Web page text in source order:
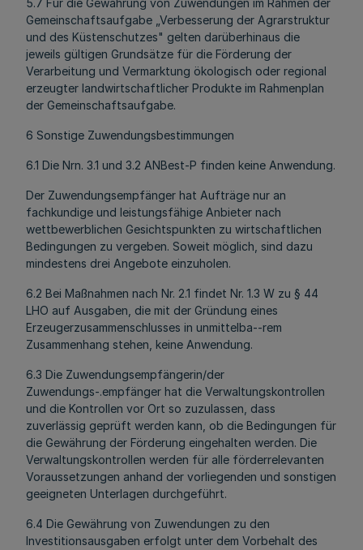
5.7 Für die Gewährung von Zuwendungen im Rahmen der
Gemeinschaftsaufgabe „Verbesserung der Agrarstruktur
und des Küstenschutzes" gelten darüberhinaus die
jeweils gültigen Grundsätze für die Förderung der
Verarbeitung und Vermarktung ökologisch oder regional
erzeugter landwirtschaftlicher Produkte im Rahmenplan
der Gemeinschaftsaufgabe.
6 Sonstige Zuwendungsbestimmungen
6.1 Die Nrn. 3.1 und 3.2 ANBest-P finden keine Anwendung.
Der Zuwendungsempfänger hat Aufträge nur an
fachkundige und leistungsfähige Anbieter nach
wettbewerblichen Gesichtspunkten zu wirtschaftlichen
Bedingungen zu vergeben. Soweit möglich, sind dazu
mindestens drei Angebote einzuholen.
6.2 Bei Maßnahmen nach Nr. 2.1 findet Nr. 1.3 W zu § 44
LHO auf Ausgaben, die mit der Gründung eines
Erzeugerzusammenschlusses in unmittelba--rem
Zusammenhang stehen, keine Anwendung.
6.3 Die Zuwendungsempfängerin/der
Zuwendungs-.empfänger hat die Verwaltungskontrollen
und die Kontrollen vor Ort so zuzulassen, dass
zuverlässig geprüft werden kann, ob die Bedingungen für
die Gewährung der Förderung eingehalten werden. Die
Verwaltungskontrollen werden für alle förderrelevanten
Voraussetzungen anhand der vorliegenden und sonstigen
geeigneten Unterlagen durchgeführt.
6.4 Die Gewährung von Zuwendungen zu den
Investitionsausgaben erfolgt unter dem Vorbehalt des